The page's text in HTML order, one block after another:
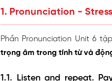
1. Pronunciation -
Phần Pronunciation Unit 6
trọng âm trong tính từ và
1.1. Listen and repeat.